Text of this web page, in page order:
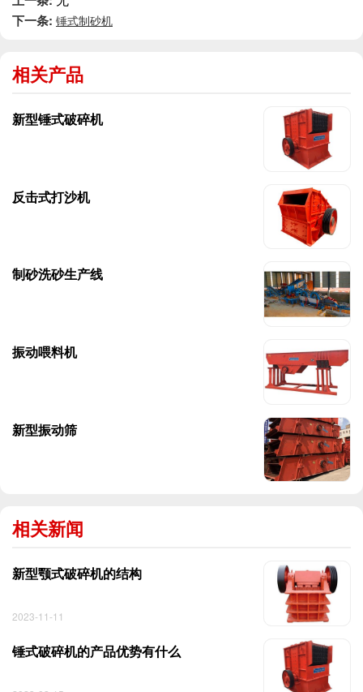
下一条: 锤式制砂机
相关产品
新型锤式破碎机
反击式打沙机
制砂洗砂生产线
振动喂料机
新型振动筛
相关新闻
新型颚式破碎机的结构
2023-11-11
锤式破碎机的产品优势有什么